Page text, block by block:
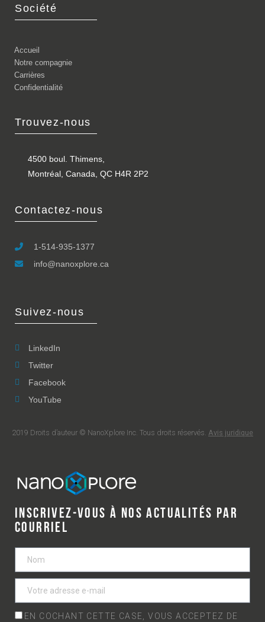
Société
Accueil
Notre compagnie
Carrières
Confidentialité
Trouvez-nous
4500 boul. Thimens,
Montréal, Canada, QC H4R 2P2
Contactez-nous
1-514-935-1377
info@nanoxplore.ca
Suivez-nous
LinkedIn
Twitter
Facebook
YouTube
2019 Droits d’auteur © NanoXplore Inc. Tous droits réservés. Avis juridique
INSCRIVEZ-VOUS À NOS ACTUALITÉS PAR
COURRIEL
EN COCHANT CETTE CASE, VOUS ACCEPTEZ DE